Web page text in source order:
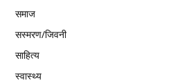
समाज
सस्मरण/जिवनी
साहित्य
स्वास्थ्य